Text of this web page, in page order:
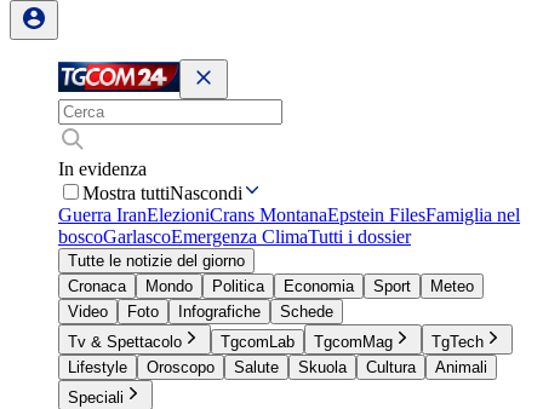
In evidenza
Mostra tuttiNascondi
Guerra IranElezioniCrans MontanaEpstein FilesFamiglia nel
boscoGarlascoEmergenza ClimaTutti i dossier
Tutte le notizie del giorno
Cronaca
Mondo Politica Economia Sport
Meteo
Video
Foto Infografiche
Schede
Tv & Spettacolo
TgcomLab TgcomMag
TgTech
Lifestyle
Oroscopo Salute Skuola Cultura
Animali
Speciali